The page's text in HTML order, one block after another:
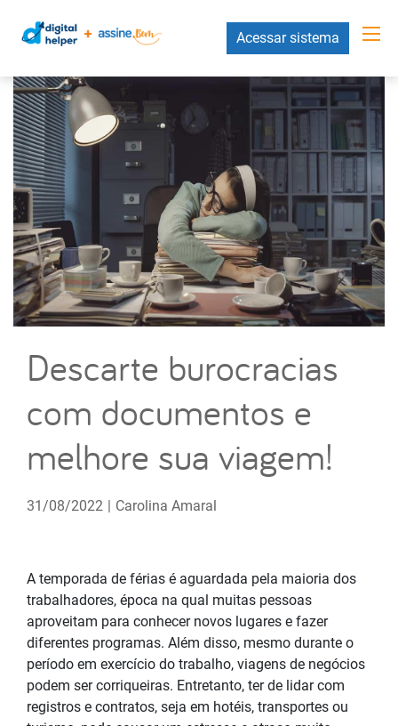
Acessar sistema
Descarte burocracias
com documentos e
melhore sua viagem!
31/08/2022 | Carolina Amaral
A temporada de férias é aguardada pela maioria dos
trabalhadores, época na qual muitas pessoas
aproveitam para conhecer novos lugares e fazer
diferentes programas. Além disso, mesmo durante o
período em exercício do trabalho, viagens de negócios
podem ser corriqueiras. Entretanto, ter de lidar com
registros e contratos, seja em hotéis, transportes ou